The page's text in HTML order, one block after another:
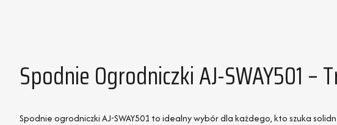
Spodnie Ogrodniczki AJ-SWAY501 –
Spodnie ogrodniczki AJ-SWAY501 to idealny wybór dla każdego, kto szuka